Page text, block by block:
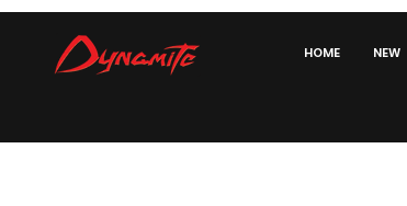
HOME NEW